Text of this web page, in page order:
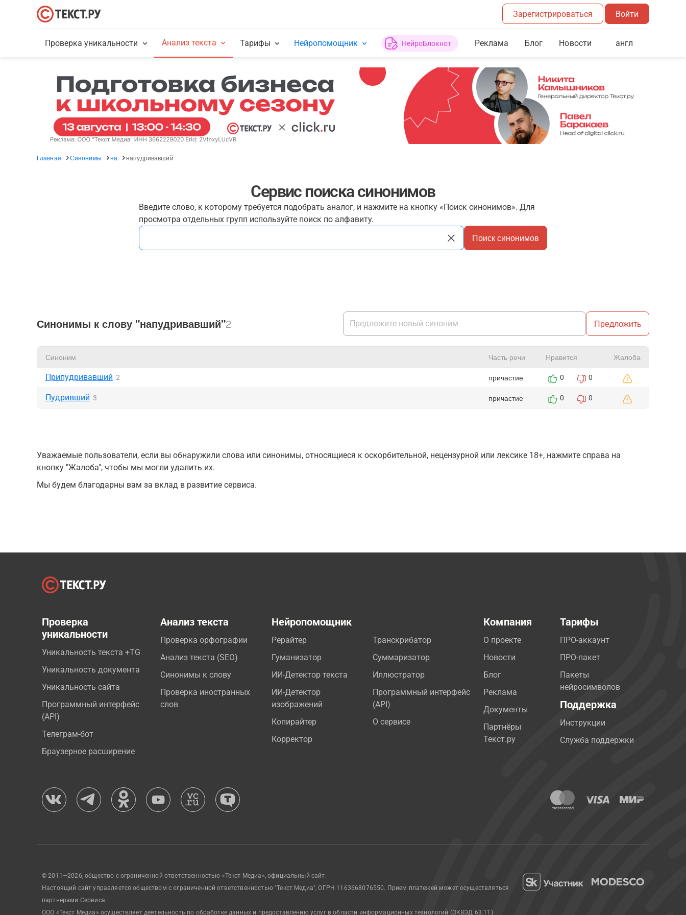
Зарегистрироваться Войти
Проверка уникальности Анализ текста Тарифы Нейропомощник НейроБлокнот Реклама Блог Новости англ
Главная Синонимы на напудривавший
Сервис поиска синонимов
Введите слово, к которому требуется подобрать аналог, и нажмите на кнопку «Поиск синонимов». Для
просмотра отдельных групп используйте поиск по алфавиту.
Поиск синонимов
Синонимы к слову "напудривавший"2 Предложить
Синоним Часть речи Нравится Жалоба
Припудривавший 2 причастие 0 0
Пудривший 3 причастие 0 0
Уважаемые пользователи, если вы обнаружили слова или синонимы, относящиеся к оскорбительной, нецензурной или лексике 18+, нажмите справа на
кнопку "Жалоба", чтобы мы могли удалить их.
Мы будем благодарны вам за вклад в развитие сервиса.
Проверка
уникальности
Уникальность текста +TG
Уникальность документа
Уникальность сайта
Программный интерфейс
(API)
Телеграм-бот
Браузерное расширение
Анализ текста
Проверка орфографии
Анализ текста (SEO)
Синонимы к слову
Проверка иностранных
слов
Нейропомощник
Рерайтер
Гуманизатор
ИИ-Детектор текста
ИИ-Детектор
изображений
Копирайтер
Корректор
Транскрибатор
Суммаризатор
Иллюстратор
Программный интерфейс
(API)
О сервисе
Компания
О проекте
Новости
Блог
Реклама
Документы
Партнёры
Текст.ру
Тарифы
ПРО-аккаунт
ПРО-пакет
Пакеты
нейросимволов
Поддержка
Инструкции
Служба поддержки
© 2011—2026, общество с ограниченной ответственностью «Текст Медиа», официальный сайт.
Настоящий сайт управляется обществом с ограниченной ответственностью "Текст Медиа", ОГРН 1163668076550. Прием платежей может осуществляться
партнерами Сервиса.
ООО «Текст Медиа» осуществляет деятельность по обработке данных и предоставлению услуг в области информационных технологий (ОКВЭД 63.11)